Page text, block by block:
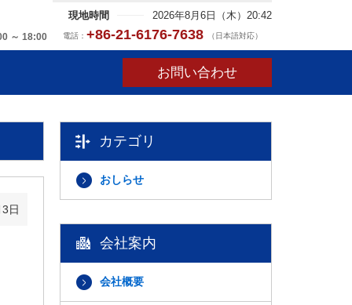
現地時間 2026年8月6日（木）20:42
～ 18:00 電話： +86-21-6176-7638 （日本語対応）
お問い合わせ
日
カテゴリ
おしらせ
会社案内
会社概要